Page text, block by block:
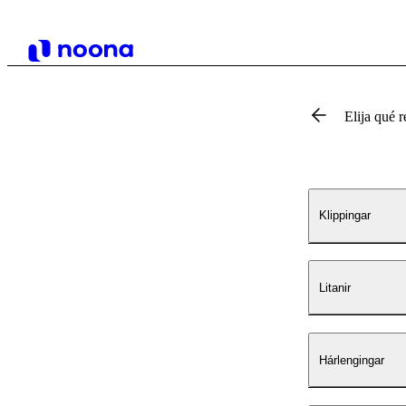
Elija qué
Klippingar
Litanir
Hárlengingar